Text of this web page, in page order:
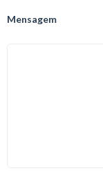
Mensagem